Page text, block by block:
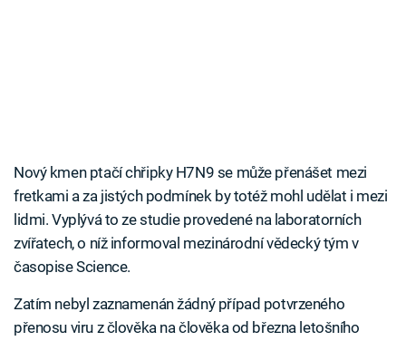
Nový kmen ptačí chřipky H7N9 se může přenášet mezi
fretkami a za jistých podmínek by totéž mohl udělat i mezi
lidmi. Vyplývá to ze studie provedené na laboratorních
zvířatech, o níž informoval mezinárodní vědecký tým v
časopise Science.
Zatím nebyl zaznamenán žádný případ potvrzeného
přenosu viru z člověka na člověka od března letošního